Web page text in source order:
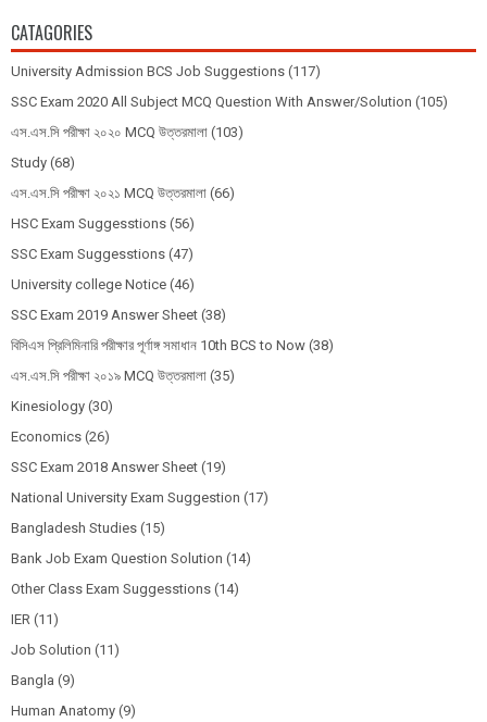
CATAGORIES
University Admission BCS Job Suggestions (117)
SSC Exam 2020 All Subject MCQ Question With Answer/Solution (105)
এস.এস.সি পরীক্ষা ২০২০ MCQ উত্তরমালা (103)
Study (68)
এস.এস.সি পরীক্ষা ২০২১ MCQ উত্তরমালা (66)
HSC Exam Suggesstions (56)
SSC Exam Suggesstions (47)
University college Notice (46)
SSC Exam 2019 Answer Sheet (38)
বিসিএস প্রিলিমিনারি পরীক্ষার পূর্ণাঙ্গ সমাধান 10th BCS to Now (38)
এস.এস.সি পরীক্ষা ২০১৯ MCQ উত্তরমালা (35)
Kinesiology (30)
Economics (26)
SSC Exam 2018 Answer Sheet (19)
National University Exam Suggestion (17)
Bangladesh Studies (15)
Bank Job Exam Question Solution (14)
Other Class Exam Suggesstions (14)
IER (11)
Job Solution (11)
Bangla (9)
Human Anatomy (9)